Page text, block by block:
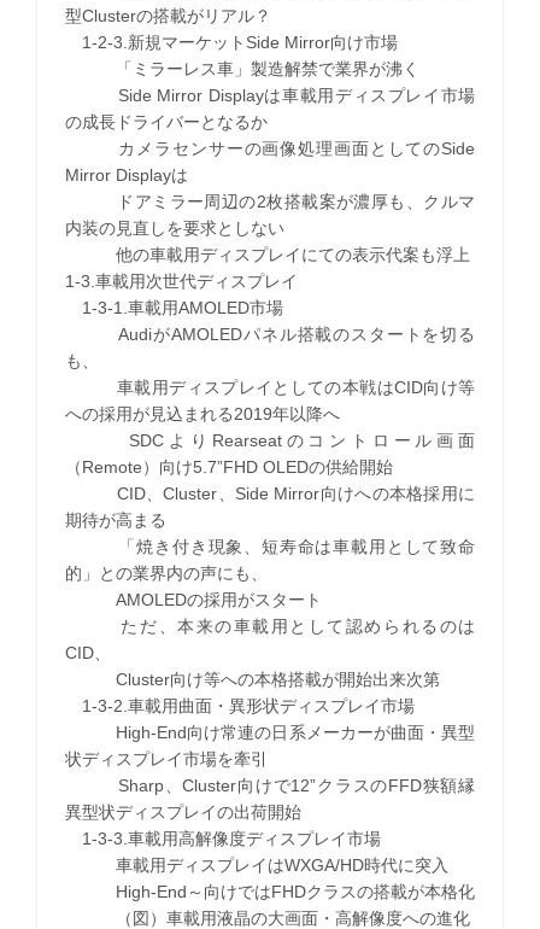
型Clusterの搭載がリアル？
1-2-3.新規マーケットSide Mirror向け市場
「ミラーレス車」製造解禁で業界が沸く
Side Mirror Displayは車載用ディスプレイ市場
の成長ドライバーとなるか
カメラセンサーの画像処理画面としてのSide
Mirror Displayは
ドアミラー周辺の2枚搭載案が濃厚も、クルマ
内装の見直しを要求としない
他の車載用ディスプレイにての表示代案も浮上
1-3.車載用次世代ディスプレイ
1-3-1.車載用AMOLED市場
AudiがAMOLEDパネル搭載のスタートを切る
も、
車載用ディスプレイとしての本戦はCID向け等
への採用が見込まれる2019年以降へ
SDCよりRearseatのコントロール画面
（Remote）向け5.7”FHD OLEDの供給開始
CID、Cluster、Side Mirror向けへの本格採用に
期待が高まる
「焼き付き現象、短寿命は車載用として致命
的」との業界内の声にも、
AMOLEDの採用がスタート
ただ、本来の車載用として認められるのは
CID、
Cluster向け等への本格搭載が開始出来次第
1-3-2.車載用曲面・異形状ディスプレイ市場
High-End向け常連の日系メーカーが曲面・異型
状ディスプレイ市場を牽引
Sharp、Cluster向けで12”クラスのFFD狭額縁
異型状ディスプレイの出荷開始
1-3-3.車載用高解像度ディスプレイ市場
車載用ディスプレイはWXGA/HD時代に突入
High-End～向けではFHDクラスの搭載が本格化
（図）車載用液晶の大画面・高解像度への進化